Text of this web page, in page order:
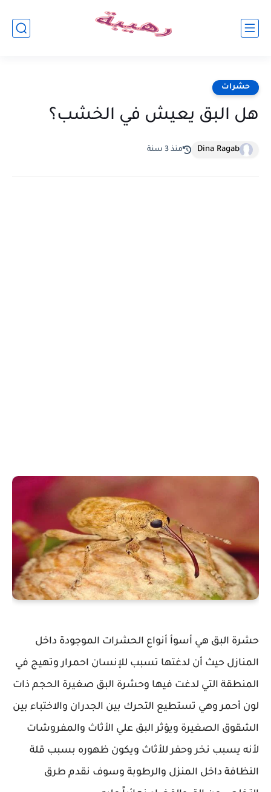
حشرات
هل البق يعيش في الخشب؟
Dina Ragab منذ 3 سنة
حشرة البق هي أسوأ أنواع الحشرات الموجودة داخل
المنازل حيث أن لدغتها تسبب للإنسان احمرار وتهيج في
المنطقة التي لدغت فيها وحشرة البق صغيرة الحجم ذات
لون أحمر وهي تستطيع التحرك بين الجدران والاختباء بين
الشقوق الصغيرة ويؤثر البق علي الأثاث والمفروشات
لأنه يسبب نخر وحفر للأثاث ويكون ظهوره بسبب قلة
النظافة داخل المنزل والرطوبة وسوف نقدم طرق